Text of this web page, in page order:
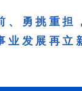
勇挑重
发展再立